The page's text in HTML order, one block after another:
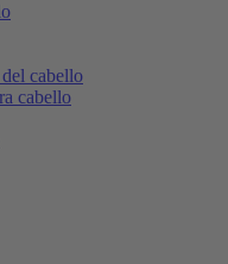
cabello
cabello